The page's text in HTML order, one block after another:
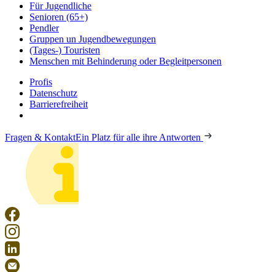
Für Jugendliche
Senioren (65+)
Pendler
Gruppen un Jugendbewegungen
(Tages-) Touristen
Menschen mit Behinderung oder Begleitpersonen
Profis
Datenschutz
Barrierefreiheit
Fragen & KontaktEin Platz für alle ihre Antworten